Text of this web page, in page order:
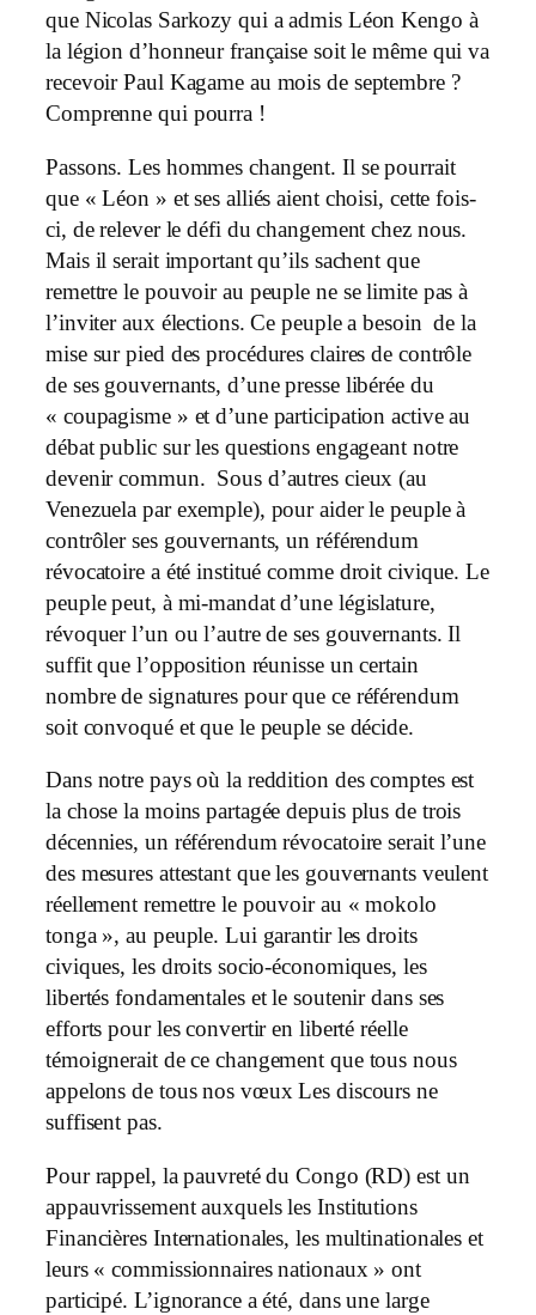
que Nicolas Sarkozy qui a admis Léon Kengo à
la légion d’honneur française soit le même qui va
recevoir Paul Kagame au mois de septembre ?
Comprenne qui pourra !
Passons. Les hommes changent. Il se pourrait
que « Léon » et ses alliés aient choisi, cette fois-
ci, de relever le défi du changement chez nous.
Mais il serait important qu’ils sachent que
remettre le pouvoir au peuple ne se limite pas à
l’inviter aux élections. Ce peuple a besoin de la
mise sur pied des procédures claires de contrôle
de ses gouvernants, d’une presse libérée du
« coupagisme » et d’une participation active au
débat public sur les questions engageant notre
devenir commun. Sous d’autres cieux (au
Venezuela par exemple), pour aider le peuple à
contrôler ses gouvernants, un référendum
révocatoire a été institué comme droit civique. Le
peuple peut, à mi-mandat d’une législature,
révoquer l’un ou l’autre de ses gouvernants. Il
suffit que l’opposition réunisse un certain
nombre de signatures pour que ce référendum
soit convoqué et que le peuple se décide.
Dans notre pays où la reddition des comptes est
la chose la moins partagée depuis plus de trois
décennies, un référendum révocatoire serait l’une
des mesures attestant que les gouvernants veulent
réellement remettre le pouvoir au « mokolo
tonga », au peuple. Lui garantir les droits
civiques, les droits socio-économiques, les
libertés fondamentales et le soutenir dans ses
efforts pour les convertir en liberté réelle
témoignerait de ce changement que tous nous
appelons de tous nos vœux Les discours ne
suffisent pas.
Pour rappel, la pauvreté du Congo (RD) est un
appauvrissement auxquels les Institutions
Financières Internationales, les multinationales et
leurs « commissionnaires nationaux » ont
participé. L’ignorance a été, dans une large